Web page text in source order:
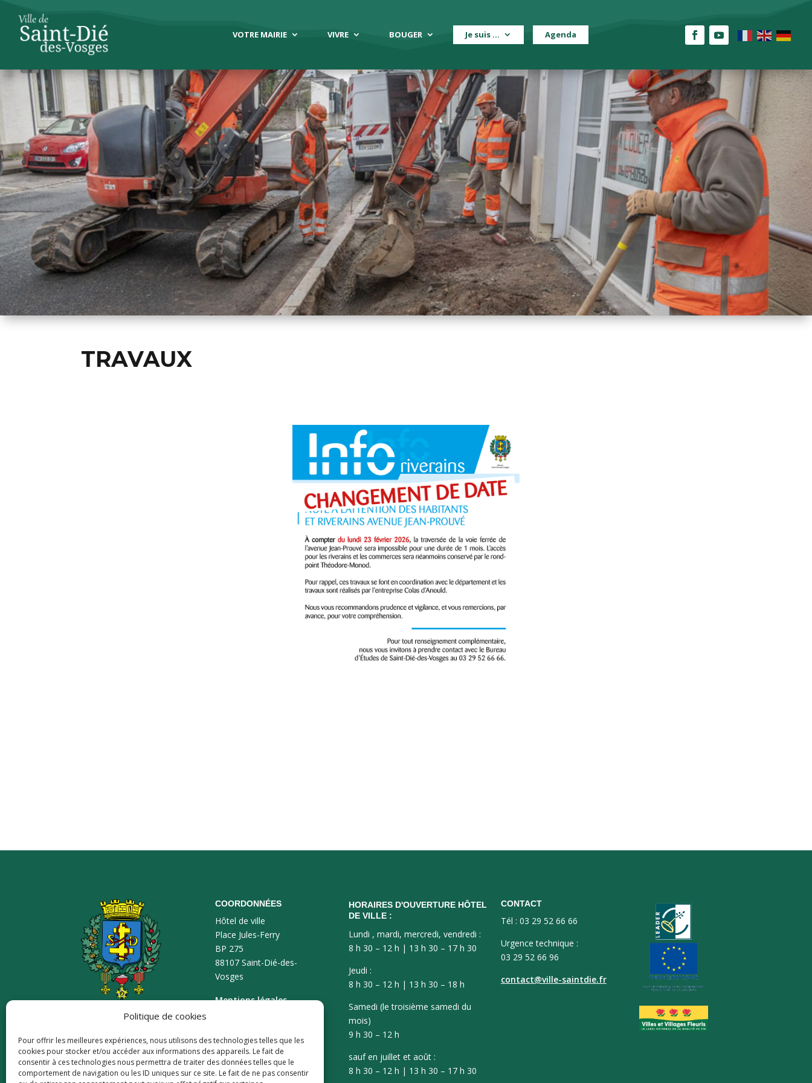
Politique de cookies
Pour offrir les meilleures expériences, nous utilisons des technologies telles que les
cookies pour stocker et/ou accéder aux informations des appareils. Le fait de
consentir à ces technologies nous permettra de traiter des données telles que le
comportement de navigation ou les ID uniques sur ce site. Le fait de ne pas consentir
VOTRE MAIRIE VIVRE BOUGER Je suis … Agenda
TRAVAUX
COORDONNÉES
Hôtel de ville
Place Jules-Ferry
BP 275
88107 Saint-Dié-des-
Vosges
Mentions légales
Accessibilité
HORAIRES D'OUVERTURE HÔTEL
DE VILLE :
Lundi , mardi, mercredi, vendredi :
8 h 30 – 12 h | 13 h 30 – 17 h 30
Jeudi :
8 h 30 – 12 h | 13 h 30 – 18 h
Samedi (le troisième samedi du
mois)
9 h 30 – 12 h
sauf en juillet et août :
8 h 30 – 12 h | 13 h 30 – 17 h 30
CONTACT
Tél : 03 29 52 66 66
Urgence technique :
03 29 52 66 96
contact@ville-saintdie.fr